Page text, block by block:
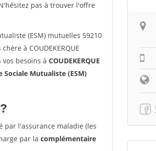
pas à trouver l'offre
(ESM) mutuelles 59210
à COUDEKERQUE
besoins à COUDEKERQUE
Sociale Mutualiste (ESM)
par l'assurance maladie (les
par la complémentaire